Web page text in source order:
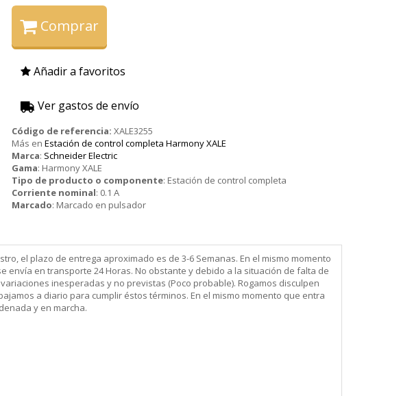
Comprar
Añadir a favoritos
Ver gastos de envío
Código de referencia: XALE3255
Más enEstación de control completa Harmony XALE
Marca: Schneider Electric
Gama: Harmony XALE
Tipo de producto o componente: Estación de control completa
Corriente nominal: 0.1 A
Marcado: Marcado en pulsador
el plazo de entrega aproximado es de 3-6 Semanas. En el mismo momento
envía en transporte 24 Horas. No obstante y debido a la situación de falta de
inesperadas y no previstas (Poco probable). Rogamos disculpen
a diario para cumplir éstos términos. En el mismo momento que entra
y en marcha.